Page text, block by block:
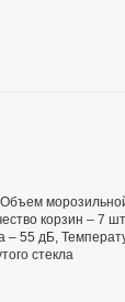
корзин – 7
55 дБ,
стекла